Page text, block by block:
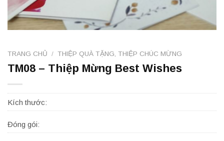
TRANG CHỦ / THIỆP QUÀ TẶNG, THIỆP CHÚC MỪNG
TM08 – Thiệp Mừng Best Wishes
Kích thước:
Đóng gói: